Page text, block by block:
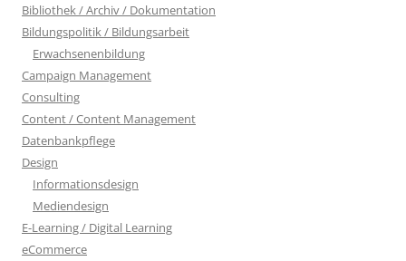
Bibliothek / Archiv / Dokumentation
Bildungspolitik / Bildungsarbeit
Erwachsenenbildung
Campaign Management
Consulting
Content / Content Management
Datenbankpflege
Design
Informationsdesign
Mediendesign
E-Learning / Digital Learning
eCommerce